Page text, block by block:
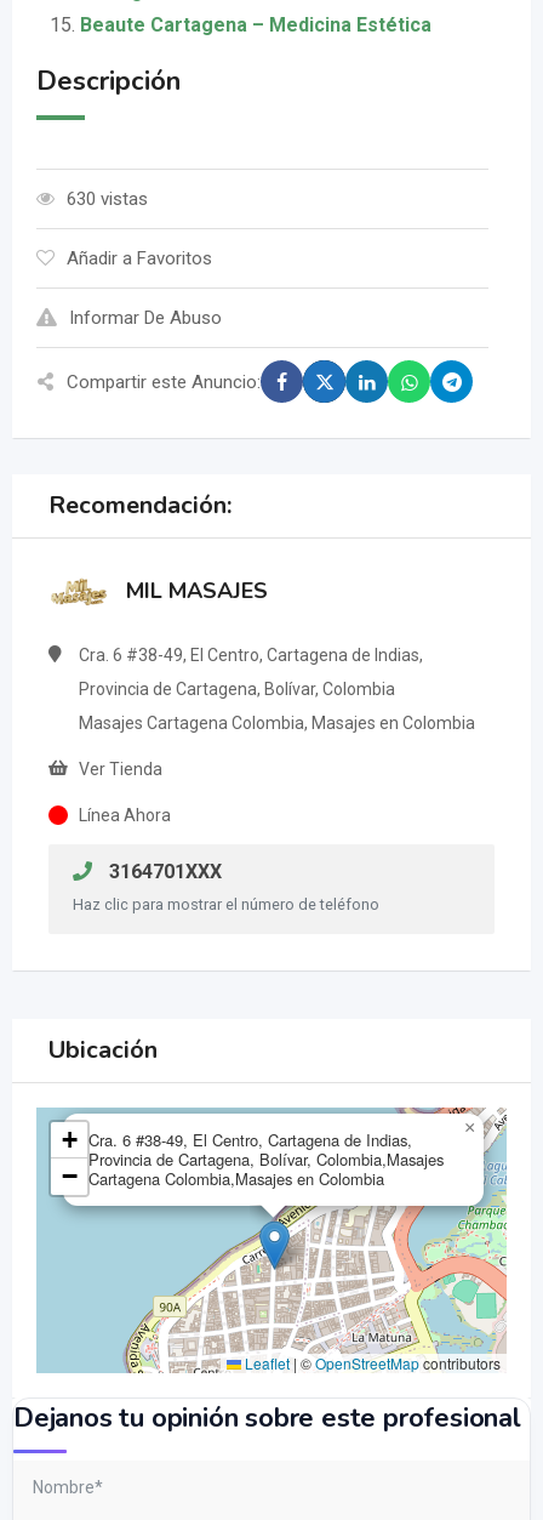
Beaute Cartagena – Medicina Estética
Descripción
630 vistas
Añadir a Favoritos
Informar De Abuso
Compartir este Anuncio:
Recomendación:
MIL MASAJES
Cra. 6 #38-49, El Centro, Cartagena de Indias,
Provincia de Cartagena, Bolívar, Colombia
Masajes Cartagena Colombia, Masajes en Colombia
Ver Tienda
Línea Ahora
3164701XXX
Haz clic para mostrar el número de teléfono
Ubicación
Cra. 6 #38-49, El Centro, Cartagena de Indias,
Provincia de Cartagena, Bolívar, Colombia,Masajes
Cartagena Colombia,Masajes en Colombia
×
+
−
Leaflet | ©OpenStreetMapcontributors
Dejanos tu opinión sobre este profesional